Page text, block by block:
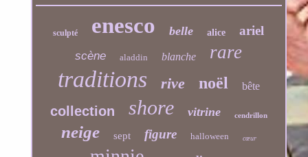
sculpté enesco belle alice ariel
scène aladdin blanche rare
traditions rive noël bête
collection shore vitrine cendrillon
neige sept figure halloween cœur